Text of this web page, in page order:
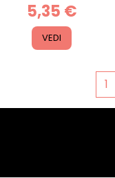
5,35 €
VEDI
1